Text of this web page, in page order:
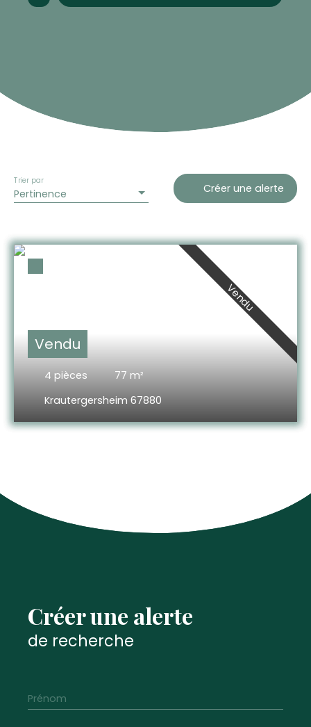
Pertinence
Trier par
Créer une alerte
Vendu
4 pièces 77 m²
Krautergersheim 67880
Vendu
Créer une alerte
de recherche
Prénom